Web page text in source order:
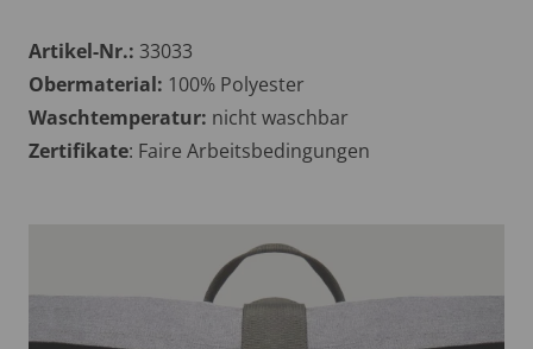
Artikel-Nr.: 33033
Obermaterial: 100% Polyester
Waschtemperatur: nicht waschbar
Zertifikate: Faire Arbeitsbedingungen